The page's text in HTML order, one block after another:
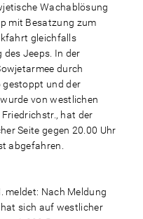
Wachablösung
mit Besatzung zum
gleichfalls
Jeeps. In der
durch
gestoppt und der
von westlichen
hat der
Seite gegen 20.00 Uhr
abgefahren.
Nach Meldung
hat sich auf westlicher